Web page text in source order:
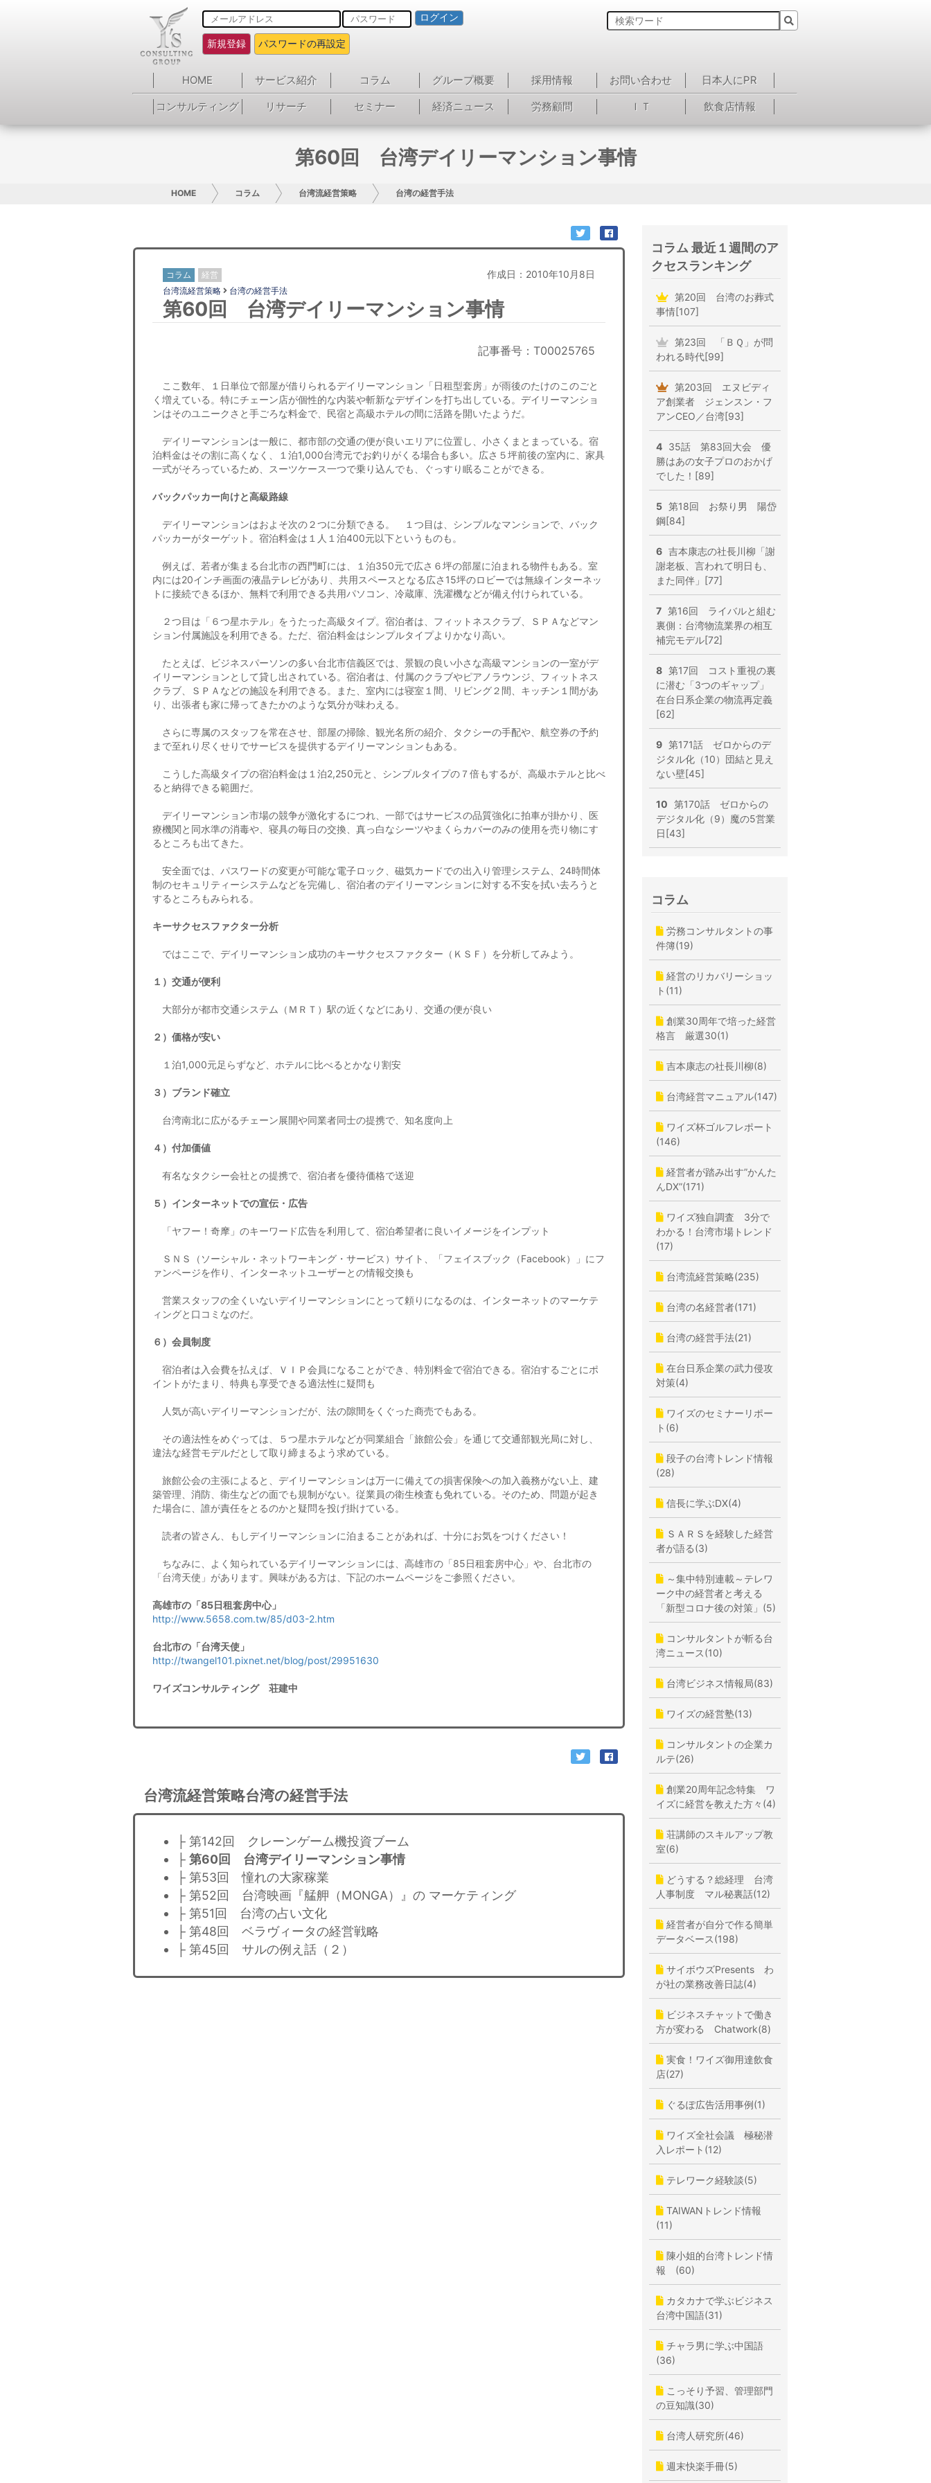
ログイン
新規登録 パスワードの再設定
HOME サービス紹介 コラム グループ概要 採用情報 お問い合わせ
日本人にPR
コンサルティング
リサーチ セミナー 経済ニュース 労務顧問 ＩＴ 飲食店情報
第60回 台湾デイリーマンション事情
HOME コラム 台湾流経営策略 台湾の経営手法
コラム 経営 作成日：2010年10月8日
台湾流経営策略 台湾の経営手法
第60回 台湾デイリーマンション事情
記事番号：T00025765
ここ数年、１日単位で部屋が借りられるデイリーマンション「日租型套房」が雨後のたけのこのごと
く増えている。特にチェーン店が個性的な内装や斬新なデザインを打ち出している。デイリーマンショ
ンはそのユニークさと手ごろな料金で、民宿と高級ホテルの間に活路を開いたようだ。
デイリーマンションは一般に、都市部の交通の便が良いエリアに位置し、小さくまとまっている。宿
泊料金はその割に高くなく、１泊1,000台湾元でお釣りがくる場合も多い。広さ５坪前後の室内に、家具
一式がそろっているため、スーツケース一つで乗り込んでも、ぐっすり眠ることができる。
バックパッカー向けと高級路線
デイリーマンションはおよそ次の２つに分類できる。 １つ目は、シンプルなマンションで、バック
パッカーがターゲット。宿泊料金は１人１泊400元以下というものも。
例えば、若者が集まる台北市の西門町には、１泊350元で広さ６坪の部屋に泊まれる物件もある。室
内には20インチ画面の液晶テレビがあり、共用スペースとなる広さ15坪のロビーでは無線インターネッ
トに接続できるほか、無料で利用できる共用パソコン、冷蔵庫、洗濯機などが備え付けられている。
２つ目は「６つ星ホテル」をうたった高級タイプ。宿泊者は、フィットネスクラブ、ＳＰＡなどマン
ション付属施設を利用できる。ただ、宿泊料金はシンプルタイプよりかなり高い。
たとえば、ビジネスパーソンの多い台北市信義区では、景観の良い小さな高級マンションの一室がデ
イリーマンションとして貸し出されている。宿泊者は、付属のクラブやピアノラウンジ、フィットネス
クラブ、ＳＰＡなどの施設を利用できる。また、室内には寝室１間、リビング２間、キッチン１間があ
り、出張者も家に帰ってきたかのような気分が味わえる。
さらに専属のスタッフを常在させ、部屋の掃除、観光名所の紹介、タクシーの手配や、航空券の予約
まで至れり尽くせりでサービスを提供するデイリーマンションもある。
こうした高級タイプの宿泊料金は１泊2,250元と、シンプルタイプの７倍もするが、高級ホテルと比べ
ると納得できる範囲だ。
デイリーマンション市場の競争が激化するにつれ、一部ではサービスの品質強化に拍車が掛かり、医
療機関と同水準の消毒や、寝具の毎日の交換、真っ白なシーツやまくらカバーのみの使用を売り物にす
るところも出てきた。
安全面では、パスワードの変更が可能な電子ロック、磁気カードでの出入り管理システム、24時間体
制のセキュリティーシステムなどを完備し、宿泊者のデイリーマンションに対する不安を拭い去ろうと
するところもみられる。
キーサクセスファクター分析
ではここで、デイリーマンション成功のキーサクセスファクター（ＫＳＦ）を分析してみよう。
１）交通が便利
大部分が都市交通システム（ＭＲＴ）駅の近くなどにあり、交通の便が良い
２）価格が安い
１泊1,000元足らずなど、ホテルに比べるとかなり割安
３）ブランド確立
台湾南北に広がるチェーン展開や同業者同士の提携で、知名度向上
４）付加価値
有名なタクシー会社との提携で、宿泊者を優待価格で送迎
５）インターネットでの宣伝・広告
「ヤフー！奇摩」のキーワード広告を利用して、宿泊希望者に良いイメージをインプット
ＳＮＳ（ソーシャル・ネットワーキング・サービス）サイト、「フェイスブック（Facebook）」にフ
ァンページを作り、インターネットユーザーとの情報交換も
営業スタッフの全くいないデイリーマンションにとって頼りになるのは、インターネットのマーケテ
ィングと口コミなのだ。
６）会員制度
宿泊者は入会費を払えば、ＶＩＰ会員になることができ、特別料金で宿泊できる。宿泊するごとにポ
イントがたまり、特典も享受できる 適法性に疑問も
人気が高いデイリーマンションだが、法の隙間をくぐった商売でもある。
その適法性をめぐっては、５つ星ホテルなどが同業組合「旅館公会」を通じて交通部観光局に対し、
違法な経営モデルだとして取り締まるよう求めている。
旅館公会の主張によると、デイリーマンションは万一に備えての損害保険への加入義務がない上、建
築管理、消防、衛生などの面でも規制がない。従業員の衛生検査も免れている。そのため、問題が起き
た場合に、誰が責任をとるのかと疑問を投げ掛けている。
読者の皆さん、もしデイリーマンションに泊まることがあれば、十分にお気をつけください！
ちなみに、よく知られているデイリーマンションには、高雄市の「85日租套房中心」や、台北市の
「台湾天使」があります。興味がある方は、下記のホームページをご参照ください。
高雄市の「85日租套房中心」
http://www.5658.com.tw/85/d03-2.htm
台北市の「台湾天使」
http://twangel101.pixnet.net/blog/post/29951630
ワイズコンサルティング 荘建中
台湾流経営策略台湾の経営手法
├ 第142回 クレーンゲーム機投資ブーム
├ 第60回 台湾デイリーマンション事情
├ 第53回 憧れの大家稼業
├ 第52回 台湾映画『艋舺（MONGA）』の マーケティング
├ 第51回 台湾の占い文化
├ 第48回 ベラヴィータの経営戦略
├ 第45回 サルの例え話（２）
コラム 最近１週間のア
クセスランキング
第20回 台湾のお葬式
事情[107]
第23回 「ＢＱ」が問
われる時代[99]
第203回 エヌビディ
ア創業者 ジェンスン・フ
アンCEO／台湾[93]
4 35話 第83回大会 優
勝はあの女子プロのおかげ
でした！[89]
5 第18回 お祭り男 陽岱
鋼[84]
6 吉本康志の社長川柳「謝
謝老板、言われて明日も、
また同伴」[77]
7 第16回 ライバルと組む
裏側：台湾物流業界の相互
補完モデル[72]
8 第17回 コスト重視の裏
に潜む「3つのギャップ」
在台日系企業の物流再定義
[62]
9 第171話 ゼロからのデ
ジタル化（10）団結と見え
ない壁[45]
10 第170話 ゼロからの
デジタル化（9）魔の5営業
日[43]
コラム
労務コンサルタントの事
件簿(19)
経営のリカバリーショッ
ト(11)
創業30周年で培った経営
格言 厳選30(1)
吉本康志の社長川柳(8)
台湾経営マニュアル(147)
ワイズ杯ゴルフレポート
(146)
経営者が踏み出す”かんた
んDX”(171)
ワイズ独自調査 3分で
わかる！台湾市場トレンド
(17)
台湾流経営策略(235)
台湾の名経営者(171)
台湾の経営手法(21)
在台日系企業の武力侵攻
対策(4)
ワイズのセミナーリポー
ト(6)
段子の台湾トレンド情報
(28)
信長に学ぶDX(4)
ＳＡＲＳを経験した経営
者が語る(3)
～集中特別連載～テレワ
ーク中の経営者と考える
「新型コロナ後の対策」(5)
コンサルタントが斬る台
湾ニュース(10)
台湾ビジネス情報局(83)
ワイズの経営塾(13)
コンサルタントの企業カ
ルテ(26)
創業20周年記念特集 ワ
イズに経営を教えた方々(4)
荘講師のスキルアップ教
室(6)
どうする？総経理 台湾
人事制度 マル秘裏話(12)
経営者が自分で作る簡単
データベース(198)
サイボウズPresents わ
が社の業務改善日誌(4)
ビジネスチャットで働き
方が変わる Chatwork(8)
実食！ワイズ御用達飲食
店(27)
ぐるぽ広告活用事例(1)
ワイズ全社会議 極秘潜
入レポート(12)
テレワーク経験談(5)
TAIWANトレンド情報
(11)
陳小姐的台湾トレンド情
報 (60)
カタカナで学ぶビジネス
台湾中国語(31)
チャラ男に学ぶ中国語
(36)
こっそり予習、管理部門
の豆知識(30)
台湾人研究所(46)
週末快楽手冊(5)